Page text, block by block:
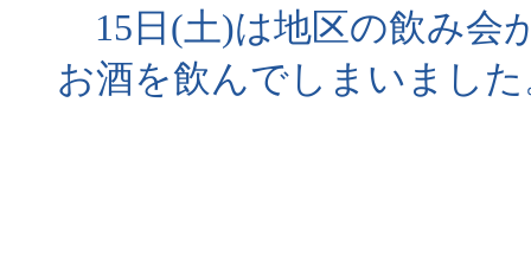
15日(土)は地区の飲み会
お酒を飲んでしまいまし